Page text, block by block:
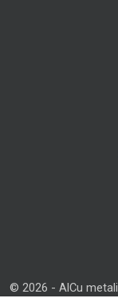
© 2026 - AlCu metali